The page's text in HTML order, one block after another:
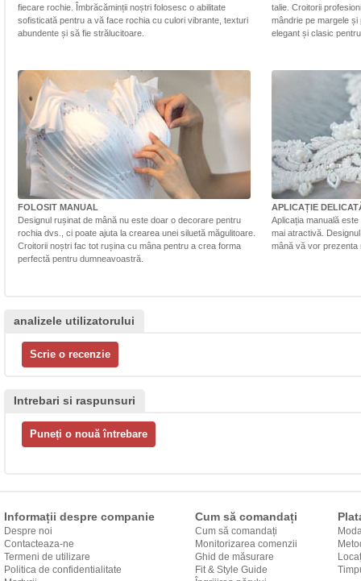
fiecare rochie. Îmbrăcăminții noștri folosesc o abilitate
sofisticată pentru a vă face rochia cu culori vibrante, texturi
abundente și să fie strălucitoare.
talie. Croitorii
mândrie pe margele
elegant și clasic
FOLOSIT MANUAL
Designul rușinat de mână nu este doar o decorare pentru
rochia dvs., ci poate ajuta la crearea unei siluetă măgulitoare.
Croitorii noștri fac tot rușina cu mâna pentru a crea forma
perfectă pentru dumneavoastră.
APLICAȚIE
Aplicația manuală
mai atractivă.
mână vă vor prezenta
analizele utilizatorului
Intrebari si raspunsuri
Informații despre companie
Despre noi
Contacteaza-ne
Termeni de utilizare
Politica de confidentialitate
Cum să comandați
Cum să comandați
Monitorizarea comenzii
Ghid de măsurare
Fit & Style Guide
către